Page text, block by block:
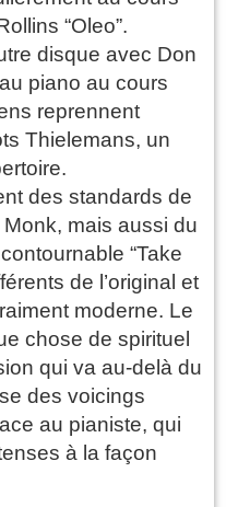
“Oleo”.
disque avec Don
piano au cours
reprennent
Thielemans, un
des standards de
mais aussi du
“Take
de l’original et
moderne. Le
chose de spirituel
qui va au-delà du
des voicings
au pianiste, qui
à la façon